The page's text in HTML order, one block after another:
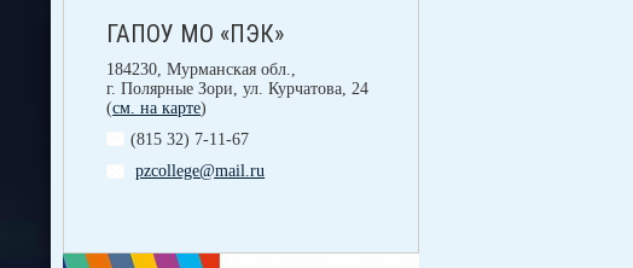
ГАПОУ МО «ПЭК»
184230, Мурманская обл.,
г. Полярные Зори, ул. Курчатова, 24
(см. на карте)
(815 32) 7-11-67
pzcollege@mail.ru